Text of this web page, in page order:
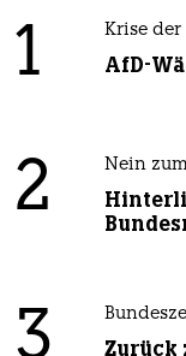
1 Krise der
AfD-
2 Nein
3
Zurück